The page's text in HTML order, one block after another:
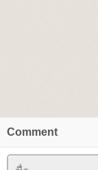
Comment